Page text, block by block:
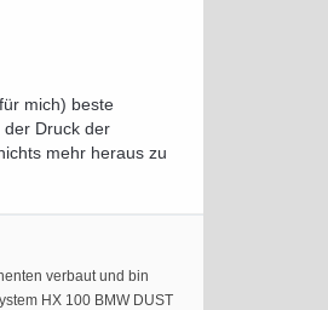
mich) beste
der Druck der
mehr heraus zu
verbaut und bin
HX 100 BMW DUST